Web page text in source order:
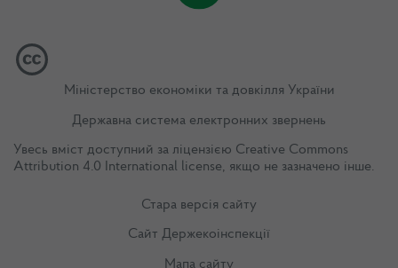
Міністерство економіки та довкілля України
Державна система електронних звернень
Увесь вміст доступний за ліцензією Creative Commons
Attribution 4.0 International license, якщо не зазначено інше.
Стара версія сайту
Сайт Держекоінспекції
Мапа сайту